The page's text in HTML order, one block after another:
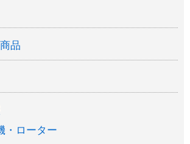
品
・ローター